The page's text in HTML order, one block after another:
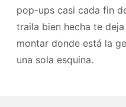
pop-ups casi cada fin
traila bien hecha te
montar donde está la
una sola esquina.